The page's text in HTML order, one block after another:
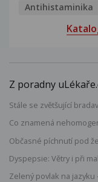
Antihistaminika
Z poradny
Stále se zvětšující
Co znamená
Občasné píchnutí pod
Dyspepsie: Větry i při
Zelený povlak na jazyku